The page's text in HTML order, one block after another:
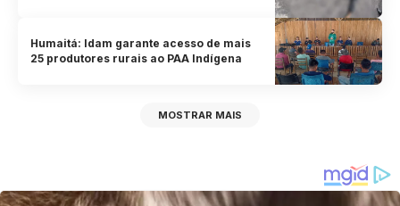
Humaitá: Idam garante acesso de mais
25 produtores rurais ao PAA Indígena
MOSTRAR MAIS